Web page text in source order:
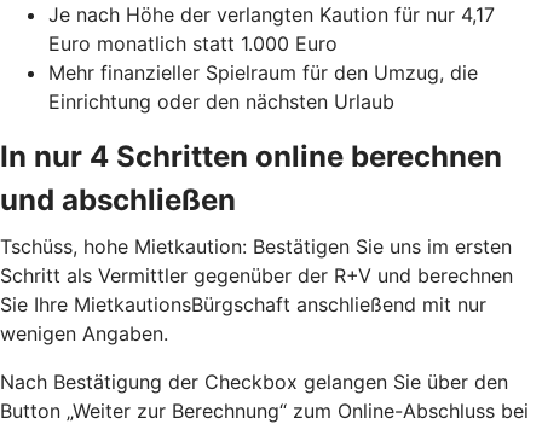
Je nach Höhe der verlangten Kaution für nur 4,17
Euro monatlich statt 1.000 Euro
Mehr finanzieller Spielraum für den Umzug, die
Einrichtung oder den nächsten Urlaub
In nur 4 Schritten online berechnen
und abschließen
Tschüss, hohe Mietkaution: Bestätigen Sie uns im ersten
Schritt als Vermittler gegenüber der R+V und berechnen
Sie Ihre MietkautionsBürgschaft anschließend mit nur
wenigen Angaben.
Nach Bestätigung der Checkbox gelangen Sie über den
Button „Weiter zur Berechnung“ zum Online-Abschluss bei